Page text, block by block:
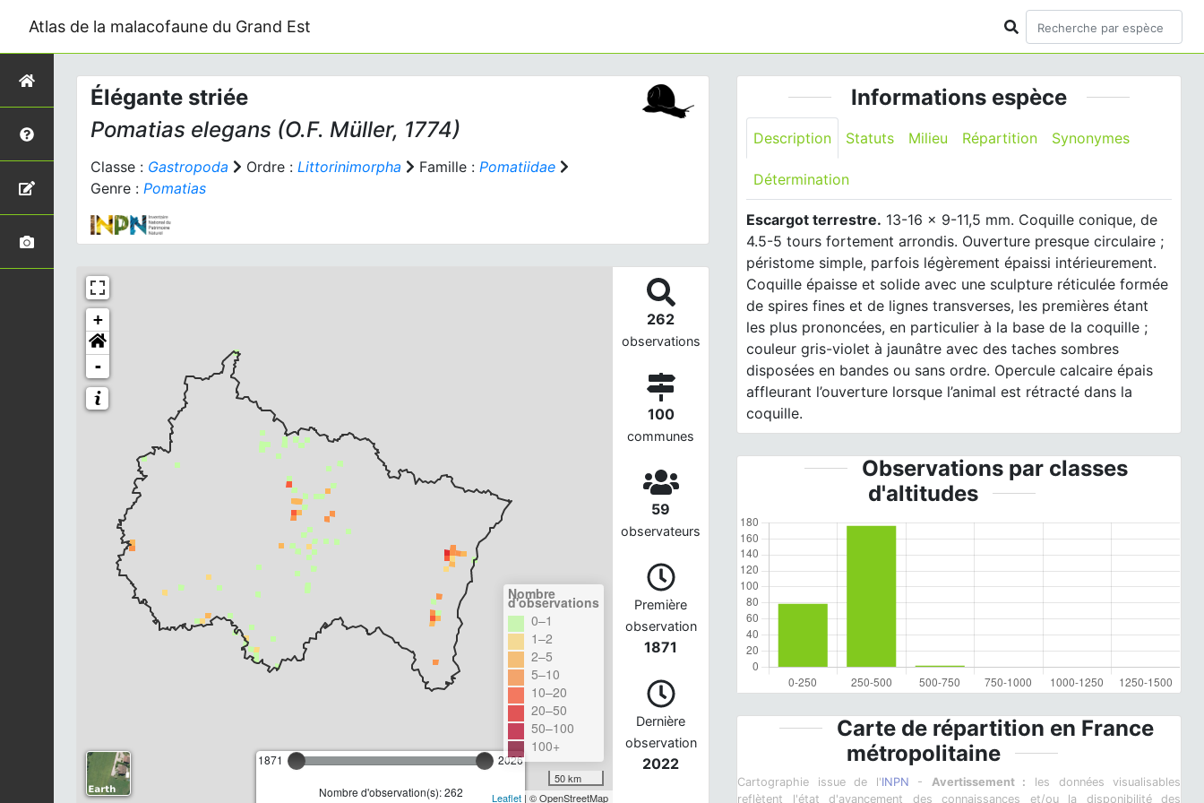
Atlas de la malacofaune du Grand Est
Élégante striée
Pomatias elegans (O.F. Müller, 1774)
Classe : Gastropoda Ordre : Littorinimorpha Famille : Pomatiidae
Genre : Pomatias
+
-
1871 2026
Nombre d'observation(s): 262
Nombre
d'observations
0–1
1–2
2–5
5–10
10–20
20–50
50–100
100+
50 km
Leaflet| © OpenStreetMap
262
observations
100
communes
59
observateurs
Première
observation
1871
Dernière
observation
2022
Informations espèce
Description Statuts Milieu Répartition Synonymes
Détermination
Escargot terrestre. 13-16 x 9-11,5 mm. Coquille conique, de
4.5-5 tours fortement arrondis. Ouverture presque circulaire ;
péristome simple, parfois légèrement épaissi intérieurement.
Coquille épaisse et solide avec une sculpture réticulée formée
de spires fines et de lignes transverses, les premières étant
les plus prononcées, en particulier à la base de la coquille ;
couleur gris-violet à jaunâtre avec des taches sombres
disposées en bandes ou sans ordre. Opercule calcaire épais
affleurant l’ouverture lorsque l’animal est rétracté dans la
coquille.
Observations par classes
d'altitudes
Carte de répartition en France
métropolitaine
Cartographie issue de l'INPN - Avertissement : les données visualisables
reflètent l'état d'avancement des connaissances et/ou la disponibilité des